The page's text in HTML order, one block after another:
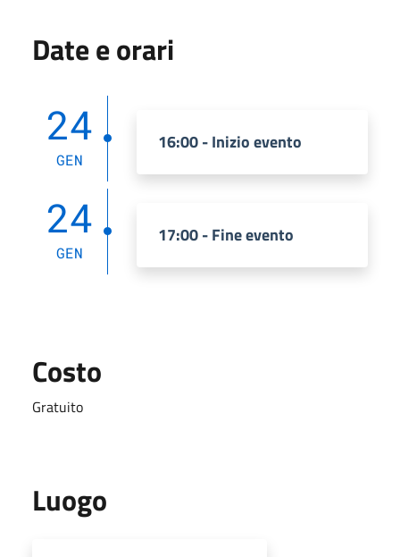
Date e orari
24
GEN
16:00 - Inizio evento
24
GEN
17:00 - Fine evento
Costo
Gratuito
Luogo